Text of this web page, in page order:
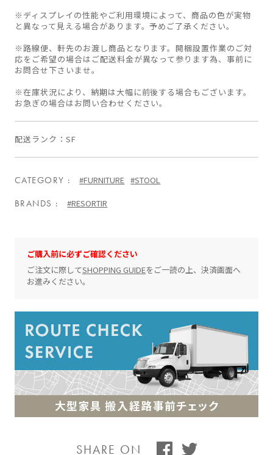
※ディスプレイの性能やご利用環境によって、商品の色が実物
と異なって見える場合があります。予めご了承ください。
※路線便、軒先のお渡し商品となります。開梱設置作業のご対
応をご希望の場合はご配送料金が異なって参ります為、事前に
お問合せ下さいませ。
※在庫状況により、納期は大幅に前後する場合もございます。
お急ぎの場合はお問い合わせください。
配送ランク SF
CATEGORY #FURNITURE #STOOL
BRANDS #RESORTIR
ご購入前に必ずご確認ください
ご注文に際してSHOPPING GUIDEをご一読の上、決済画面へ
お進みください。
SHARE ON